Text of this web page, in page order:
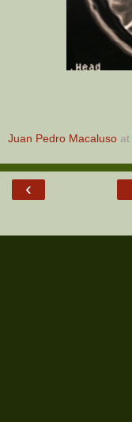
Juan Pedro Macaluso at
‹